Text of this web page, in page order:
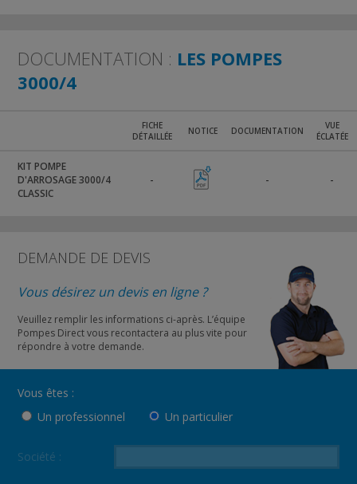
DOCUMENTATION : LES POMPES
3000/4
FICHE
DÉTAILLÉE
NOTICE DOCUMENTATION
VUE
ÉCLATÉE
KIT POMPE
D'ARROSAGE 3000/4
CLASSIC
- - -
DEMANDE DE DEVIS
Vous désirez un devis en ligne ?
Veuillez remplir les informations ci-après. L’équipe
Pompes Direct vous recontactera au plus vite pour
répondre à votre demande.
Vous êtes :
Un professionnel
Un particulier
Société :